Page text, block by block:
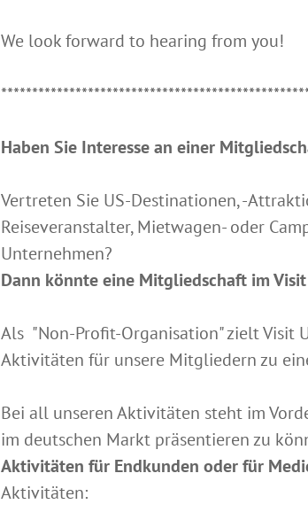
We look forward to hearing from you!
Haben Sie Interesse an einer
Vertreten Sie US-Destinationen, -
Reiseveranstalter, Mietwagen- oder
Unternehmen?
Dann könnte eine Mitgliedschaft im Visit
Als "Non-Profit-Organisation" zielt Visit
Aktivitäten für unsere Mitgliedern zu
Bei all unseren Aktivitäten steht im
im deutschen Markt präsentieren zu
Aktivitäten für Endkunden oder für
Aktivitäten: